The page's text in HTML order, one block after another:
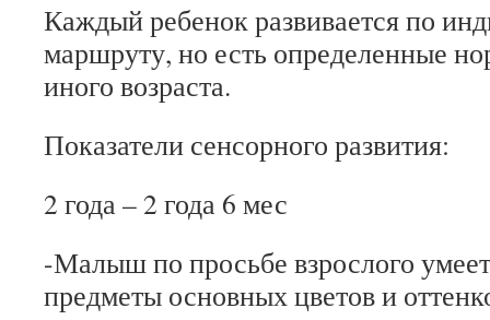
Каждый ребенок развивается по
маршруту, но есть определенные
иного возраста.
Показатели сенсорного развития:
2 года – 2 года 6 мес
-Малыш по просьбе взрослого
предметы основных цветов и